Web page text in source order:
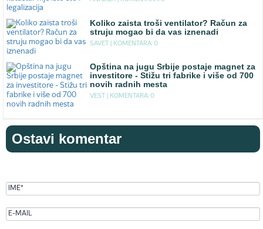
Koliko zaista troši ventilator? Račun za
struju mogao bi da vas iznenadi
SAVET | KOMENTARA: 0
Opština na jugu Srbije postaje magnet za
investitore - Stižu tri fabrike i više od 700
novih radnih mesta
VEST | KOMENTARA: 0
Ostavi komentar